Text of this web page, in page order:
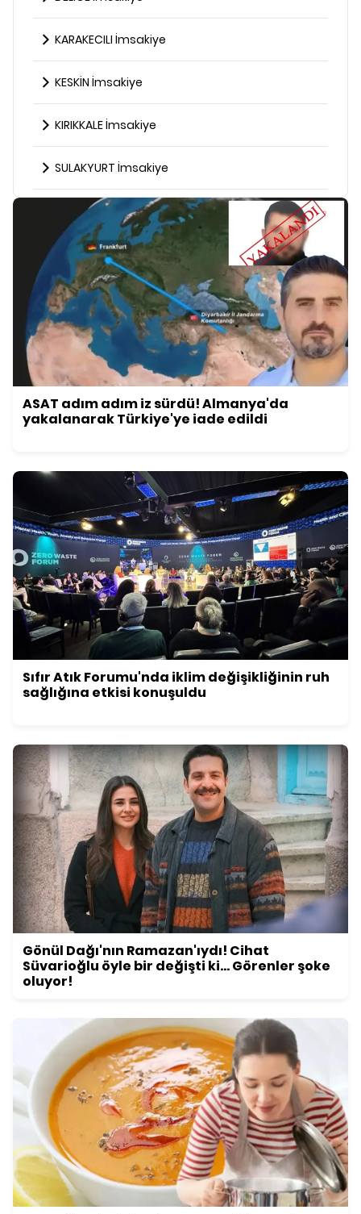
KARAKECILI İmsakiye
KESKİN İmsakiye
KIRIKKALE İmsakiye
SULAKYURT İmsakiye
ASAT adım adım iz sürdü! Almanya'da
yakalanarak Türkiye'ye iade edildi
Sıfır Atık Forumu'nda iklim değişikliğinin ruh
sağlığına etkisi konuşuldu
Gönül Dağı'nın Ramazan'ıydı! Cihat
Süvarioğlu öyle bir değişti ki... Görenler şoke
oluyor!